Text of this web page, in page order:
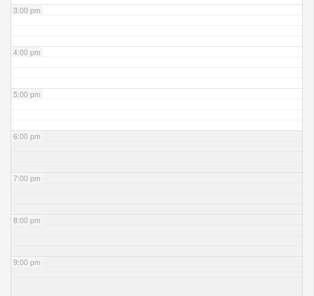
3:00 pm
4:00 pm
5:00 pm
6:00 pm
7:00 pm
8:00 pm
9:00 pm